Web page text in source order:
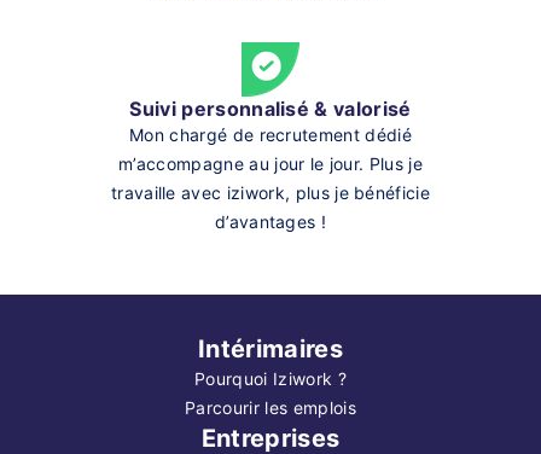
Suivi personnalisé & valorisé
Mon chargé de recrutement dédié
m’accompagne au jour le jour. Plus je
travaille avec iziwork, plus je bénéficie
d’avantages !
Intérimaires
Pourquoi Iziwork ?
Parcourir les emplois
Entreprises